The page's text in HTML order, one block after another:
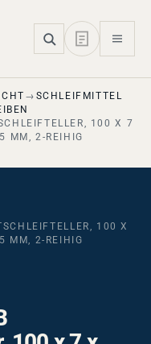
SCHLEIFMITTEL
100 X 7
MM, 2-REIHIG
100 X
MM, 2-REIHIG